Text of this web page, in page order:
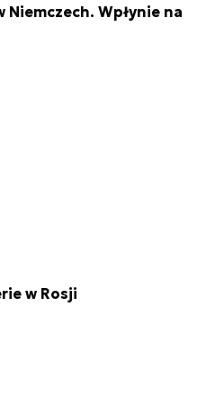
Niemczech. Wpłynie na
w Rosji